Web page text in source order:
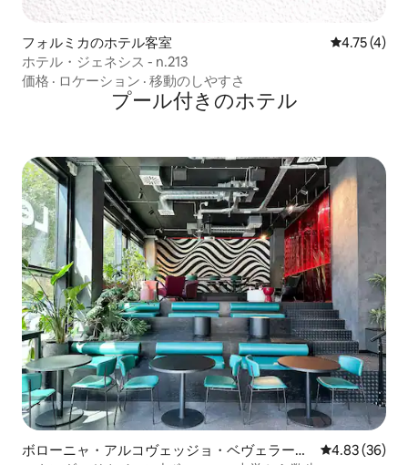
フォルミカのホテル客室 レビュー4
4.75 (4)
ホテル・ジェネシス - n.213
価格 · ロケーション · 移動のしやすさ
プール付きのホ⁠テ⁠ル
ボローニャ・アルコヴェッジョ・ベヴェラーラ
レビュー36
4.83 (36)